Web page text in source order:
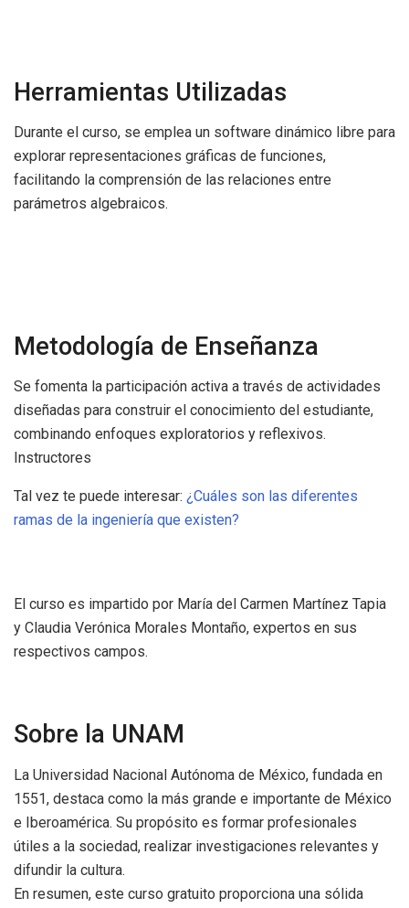
Herramientas Utilizadas
Durante el curso, se emplea un software dinámico libre para
explorar representaciones gráficas de funciones,
facilitando la comprensión de las relaciones entre
parámetros algebraicos.
Metodología de Enseñanza
Se fomenta la participación activa a través de actividades
diseñadas para construir el conocimiento del estudiante,
combinando enfoques exploratorios y reflexivos.
Instructores
Tal vez te puede interesar: ¿Cuáles son las diferentes
ramas de la ingeniería que existen?
El curso es impartido por María del Carmen Martínez Tapia
y Claudia Verónica Morales Montaño, expertos en sus
respectivos campos.
Sobre la UNAM
La Universidad Nacional Autónoma de México, fundada en
1551, destaca como la más grande e importante de México
e Iberoamérica. Su propósito es formar profesionales
útiles a la sociedad, realizar investigaciones relevantes y
difundir la cultura.
En resumen, este curso gratuito proporciona una sólida